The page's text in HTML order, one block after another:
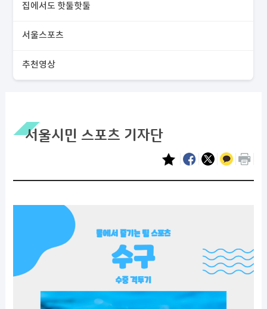
집에서도 핫둘핫둘
서울스포츠
추천영상
서울시민 스포츠 기자단